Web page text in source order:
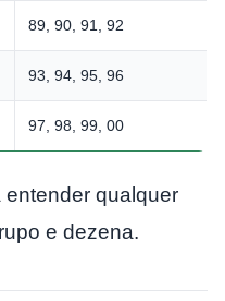
89, 90, 91, 92
93, 94, 95, 96
97, 98, 99, 00
qualquer
e dezena.